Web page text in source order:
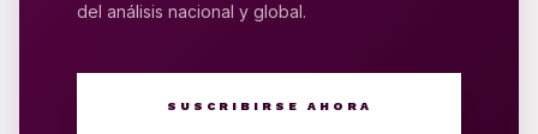
del análisis nacional y global.
SUSCRIBIRSE AHORA